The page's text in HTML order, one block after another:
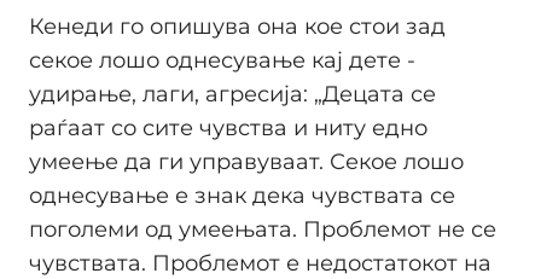
Кенеди го опишува она кое стои зад
секое лошо однесување кај дете -
удирање, лаги, агресија: „Децата се
раѓаат со сите чувства и ниту едно
умеење да ги управуваат. Секое лошо
однесување е знак дека чувствата се
поголеми од умеењата. Проблемот не се
чувствата. Проблемот е недостатокот на